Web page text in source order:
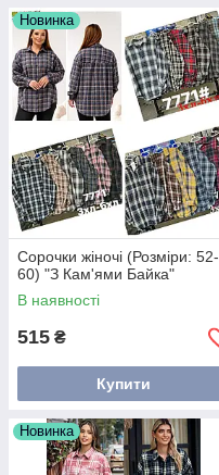
Новинка
Сорочки жіночі (Розміри: 52-
60) "З Кам'ями Байка"
В наявності
515 ₴
Купити
Новинка